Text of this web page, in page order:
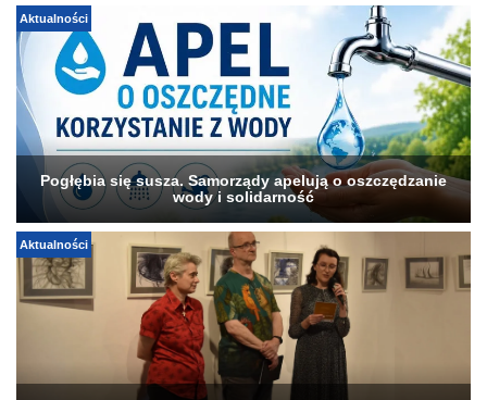
Aktualności
Pogłębia się susza. Samorządy apelują o oszczędzanie
wody i solidarność
Aktualności